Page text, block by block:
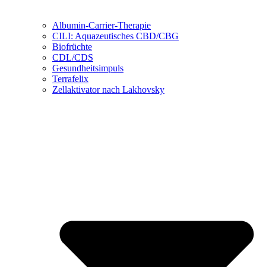
Albumin-Carrier-Therapie
CILI: Aquazeutisches CBD/CBG
Biofrüchte
CDL/CDS
Gesundheitsimpuls
Terrafelix
Zellaktivator nach Lakhovsky